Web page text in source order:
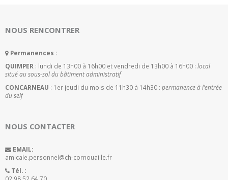
NOUS RENCONTRER
Permanences :
QUIMPER : lundi de 13h00 à 16h00 et vendredi de 13h00 à 16h00 : local
situé au sous-sol du bâtiment administratif
CONCARNEAU : 1er jeudi du mois de 11h30 à 14h30 : permanence à l’entrée
du self
NOUS CONTACTER
EMAIL:
amicale.personnel@ch-cornouaille.fr
Tél. :
02 98 52 64 70